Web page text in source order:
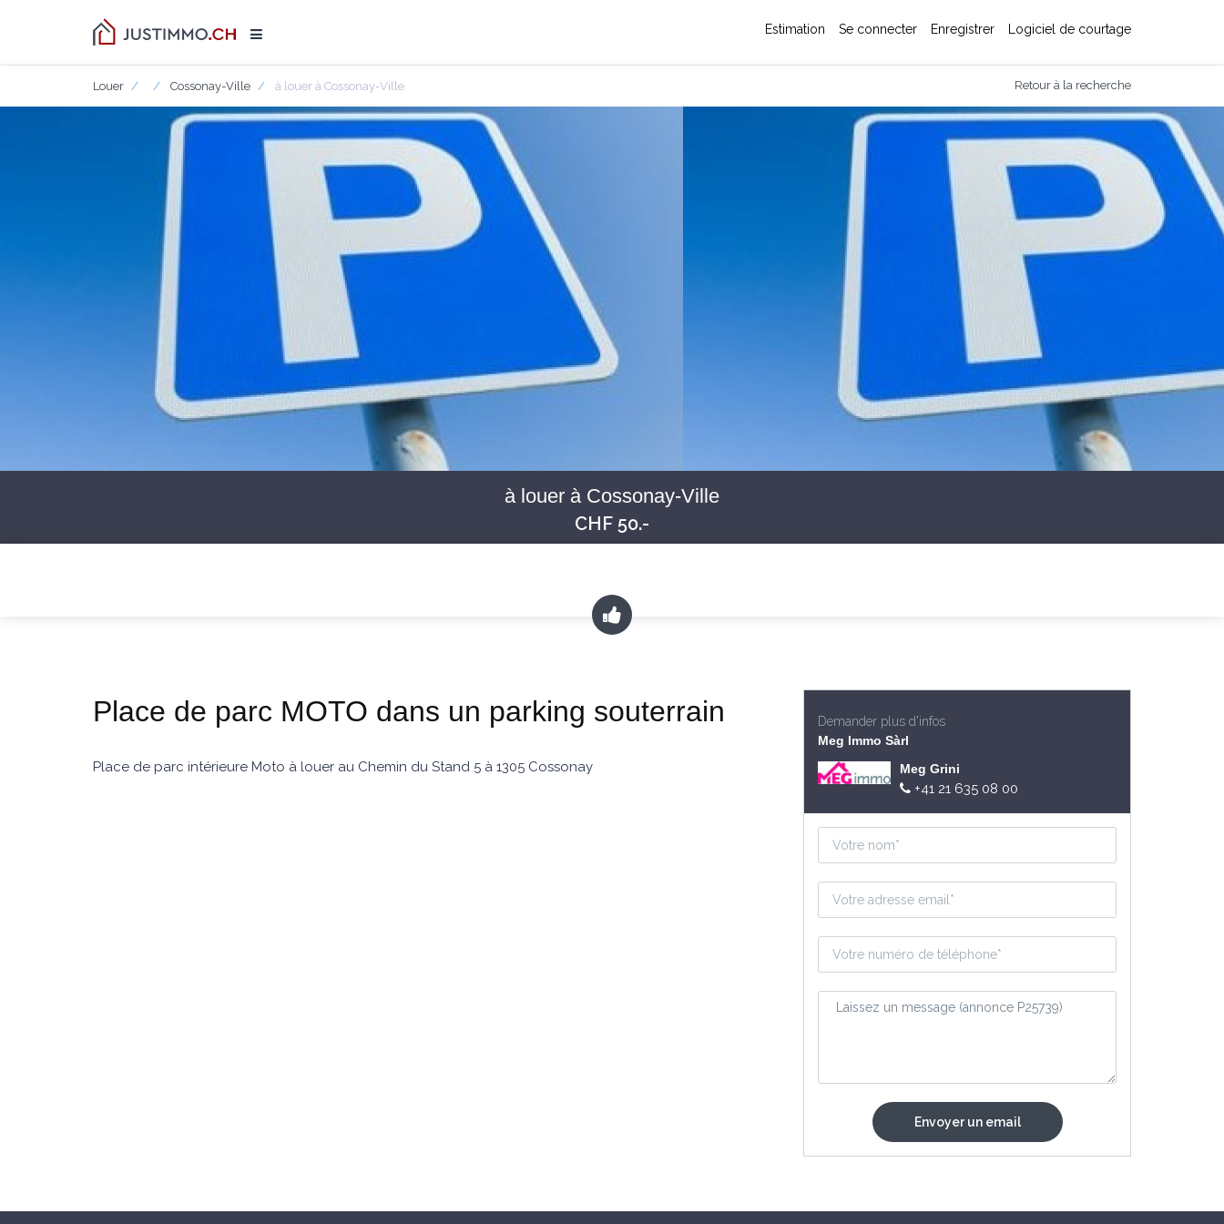
Estimation Se connecter Enregistrer Logiciel de courtage
Louer Cossonay-Ville à louer à Cossonay-Ville Retour à la recherche
à louer à Cossonay-Ville
CHF 50.-
Place de parc MOTO dans un parking souterrain
Place de parc intérieure Moto à louer au Chemin du Stand 5 à 1305 Cossonay
Demander plus d'infos
Meg Immo Sàrl
Meg Grini
+41 21 635 08 00